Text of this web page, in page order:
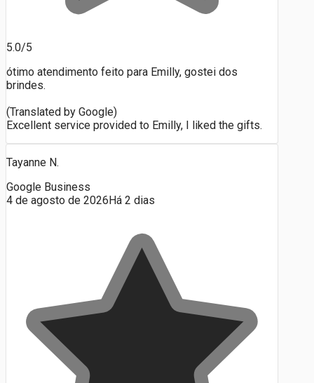
5.0/5
ótimo atendimento feito para Emilly, gostei dos
brindes.
(Translated by Google)
Excellent service provided to Emilly, I liked the gifts.
Tayanne N.
Google Business
4 de agosto de 2026 Há 2 dias